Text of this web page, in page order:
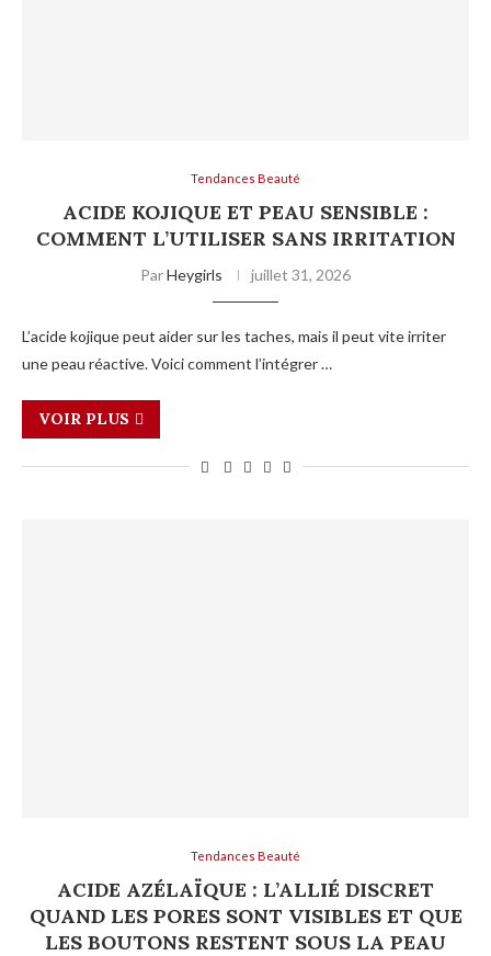
Tendances Beauté
ACIDE KOJIQUE ET PEAU SENSIBLE :
COMMENT L’UTILISER SANS IRRITATION
ParHeygirls juillet 31, 2026
L’acide kojique peut aider sur les taches, mais il peut vite irriter
une peau réactive. Voici comment l’intégrer …
VOIR PLUS
Tendances Beauté
ACIDE AZÉLAÏQUE : L’ALLIÉ DISCRET
QUAND LES PORES SONT VISIBLES ET QUE
LES BOUTONS RESTENT SOUS LA PEAU